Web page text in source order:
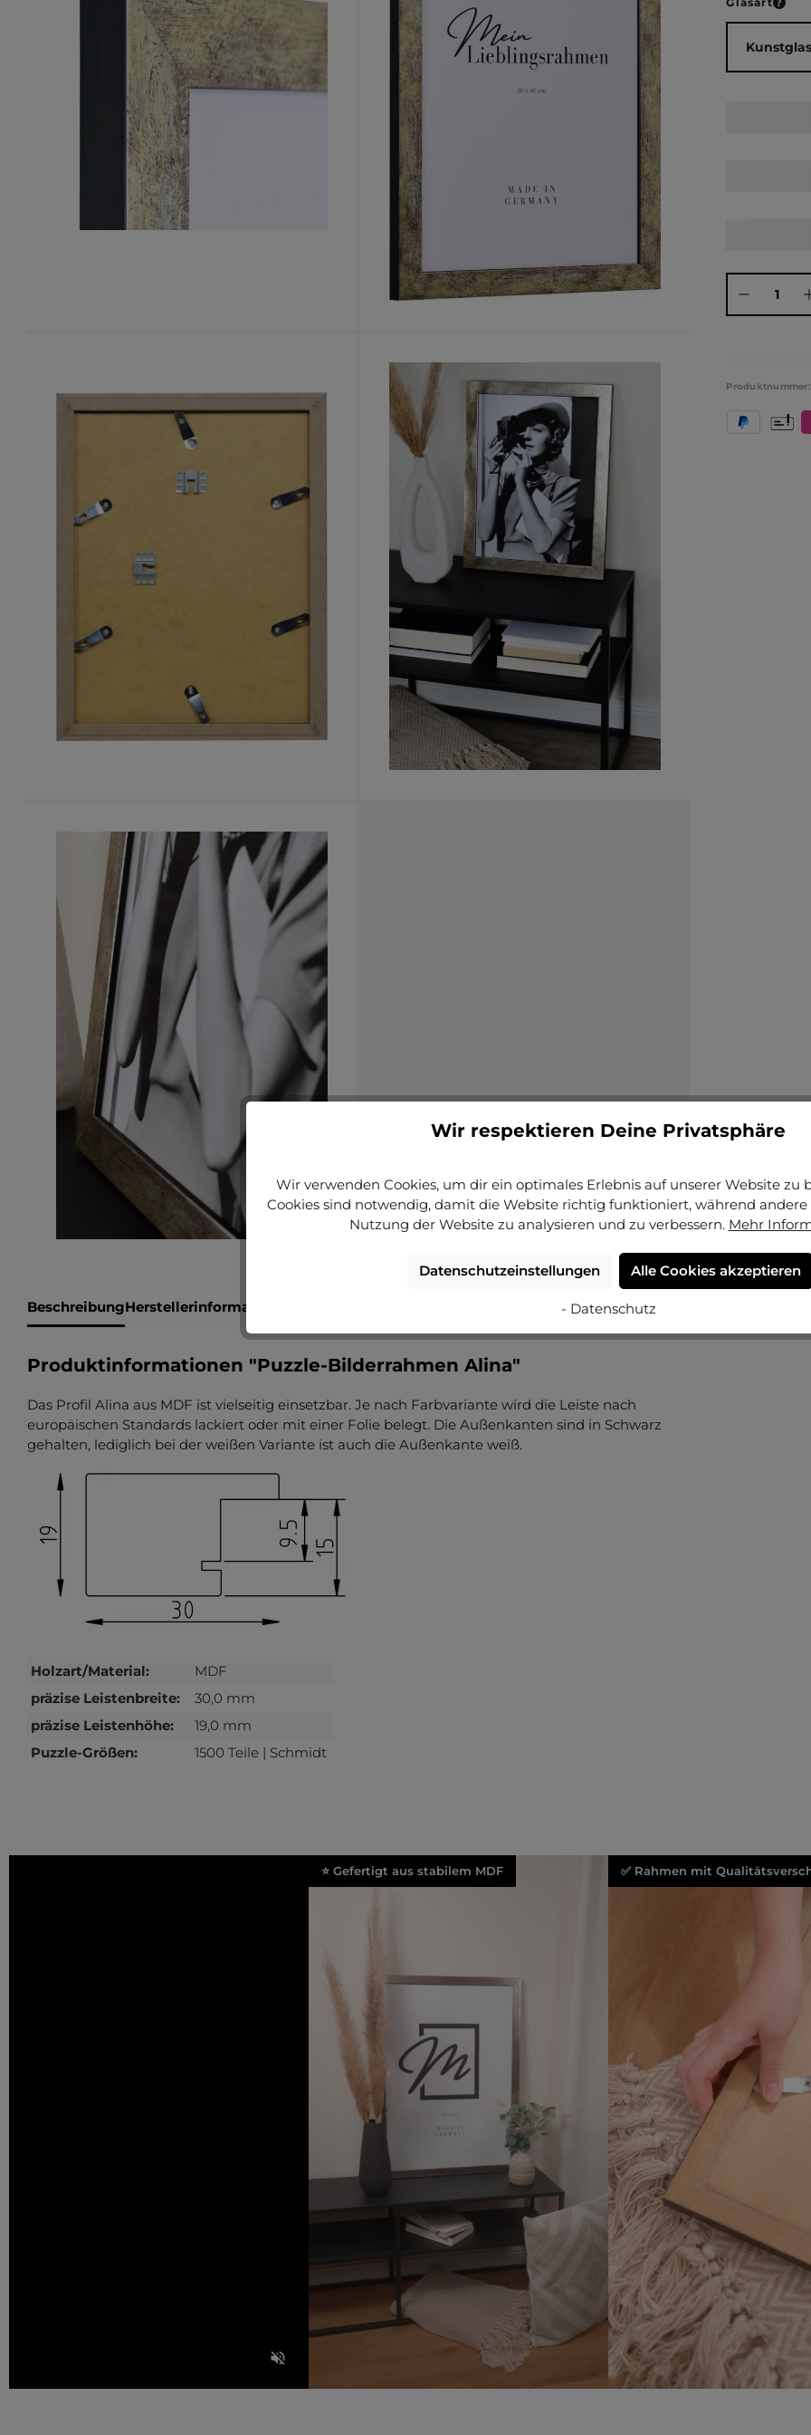
BeschreibungHerstellerinformationen
Produktinformationen "Puzzle-Bilderrahmen Alina"
Das Profil Alina aus MDF ist vielseitig einsetzbar. Je nach Farbvariante wird die Leiste nach
europäischen Standards lackiert oder mit einer Folie belegt. Die Außenkanten sind in Schwarz
gehalten, lediglich bei der weißen Variante ist auch die Außenkante weiß.
Holzart/Material:
MDF
präzise Leistenbreite:
30,0 mm
präzise Leistenhöhe:
19,0 mm
Puzzle-Größen:
1500 Teile | Schmidt
PayPal
⭐ Gefertigt aus stabilem MDF ✅ Rahmen mit
Wir respektieren Deine Privatsphäre
Wir verwenden Cookies, um dir ein optimales Erlebnis auf unserer Website zu
Cookies sind notwendig, damit die Website richtig funktioniert, während andere
Nutzung der Website zu analysieren und zu verbessern. Mehr
Datenschutzeinstellungen Alle Cookies akzeptieren
- Datenschutz